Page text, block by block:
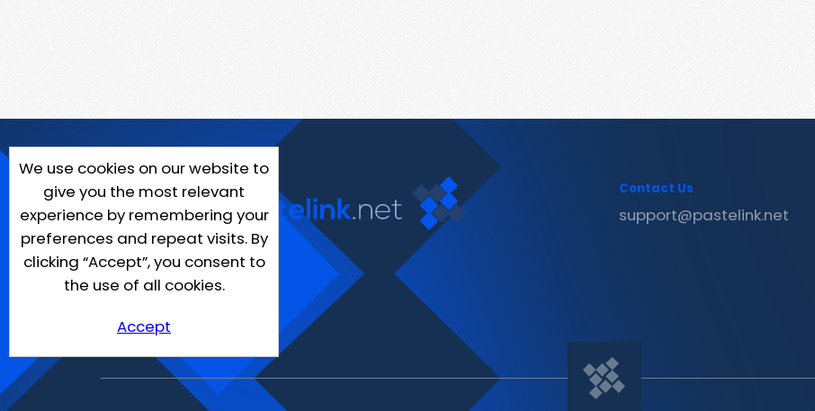
We use cookies on our website to
give you the most relevant
experience by remembering your
preferences and repeat visits. By
clicking “Accept”, you consent to
the use of all cookies.
Accept
Contact Us
support@pastelink.net